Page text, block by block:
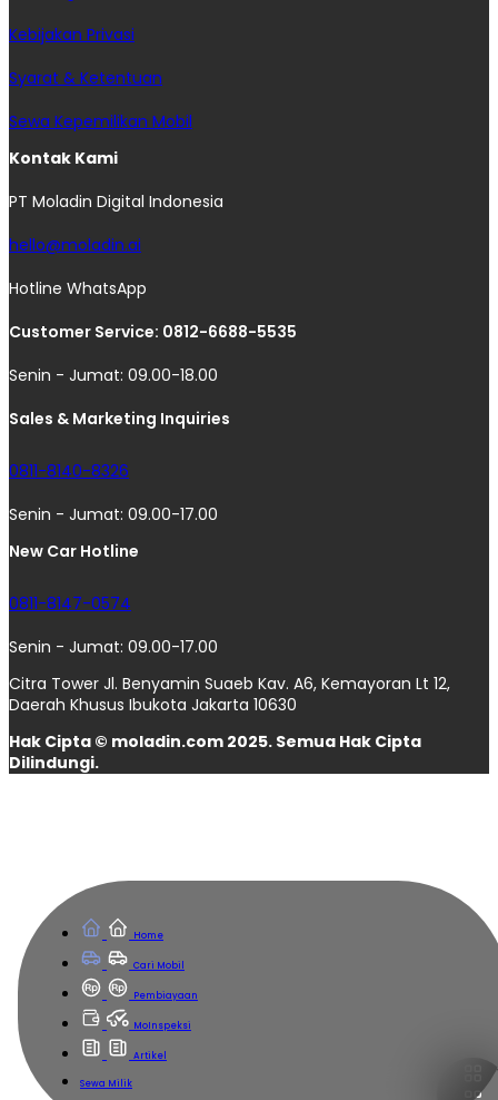
Home
Cari Mobil
Pembiayaan
MoInspeksi
Artikel
Sewa Milik
Kebijakan Privasi
Syarat & Ketentuan
Sewa Kepemilikan Mobil
Kontak Kami
PT Moladin Digital Indonesia
hello@moladin.ai
Hotline WhatsApp
Customer Service: 0812-6688-5535
Senin - Jumat: 09.00-18.00
Sales & Marketing Inquiries
0811-8140-8326
Senin - Jumat: 09.00-17.00
New Car Hotline
0811-8147-0574
Senin - Jumat: 09.00-17.00
Citra Tower Jl. Benyamin Suaeb Kav. A6, Kemayoran Lt 12,
Daerah Khusus Ibukota Jakarta 10630
Hak Cipta © moladin.com 2025. Semua Hak Cipta
Dilindungi.